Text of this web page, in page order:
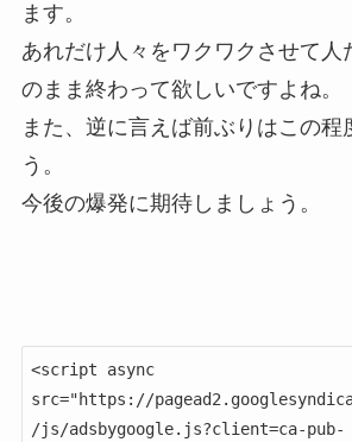
ます。
あれだけ人々をワクワクさせて人
のまま終わって欲しいですよね。
また、逆に言えば前ぶりはこの程
う。
今後の爆発に期待しましょう。
<script async
src="https://
/js/adsbygoogle.js?client=ca-pub-